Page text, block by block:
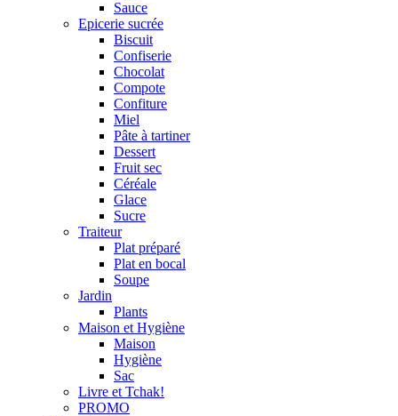
Sauce
Epicerie sucrée
Biscuit
Confiserie
Chocolat
Compote
Confiture
Miel
Pâte à tartiner
Dessert
Fruit sec
Céréale
Glace
Sucre
Traiteur
Plat préparé
Plat en bocal
Soupe
Jardin
Plants
Maison et Hygiène
Maison
Hygiène
Sac
Livre et Tchak!
PROMO